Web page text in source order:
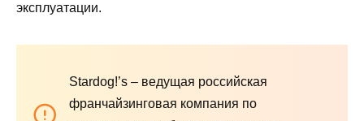
эксплуатации.
Stardog!’s – ведущая российская
франчайзинговая компания по